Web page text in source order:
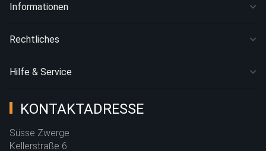
Informationen
Rechtliches
Hilfe & Service
KONTAKTADRESSE
Süsse Zwerge
Kellerstraße 6